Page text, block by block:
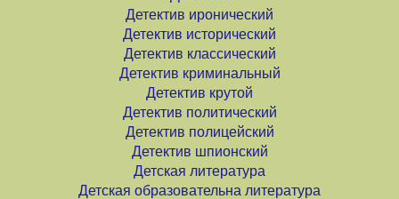
Детектив иронический
Детектив исторический
Детектив классический
Детектив криминальный
Детектив крутой
Детектив политический
Детектив полицейский
Детектив шпионский
Детская литература
Детская образовательна литература